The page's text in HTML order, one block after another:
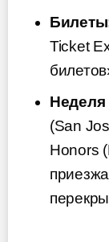
Ticket
Неделя
(San
Honors